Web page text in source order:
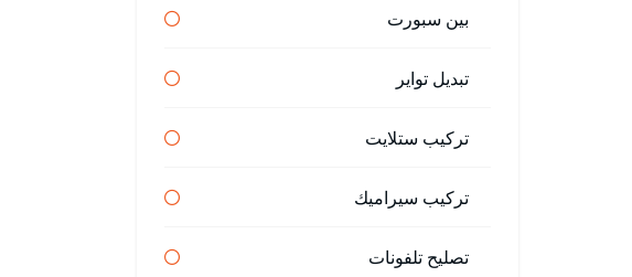
بين سبورت
تبديل تواير
تركيب ستلايت
تركيب سيراميك
تصليح تلفونات